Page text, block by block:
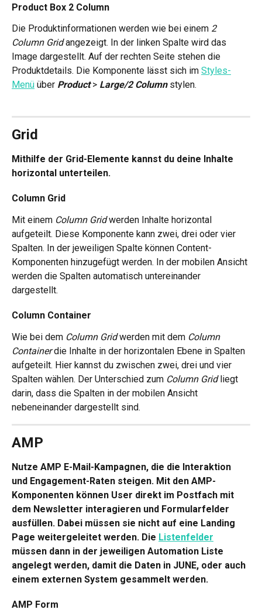
Product Box 2 Column
Die Produktinformationen werden wie bei einem 2
Column Grid angezeigt. In der linken Spalte wird das
Image dargestellt. Auf der rechten Seite stehen die
Produktdetails. Die Komponente lässt sich im Styles-
Menü über Product > Large/2 Column stylen.
Grid
Mithilfe der Grid-Elemente kannst du deine Inhalte
horizontal unterteilen.
Column Grid
Mit einem Column Grid werden Inhalte horizontal
aufgeteilt. Diese Komponente kann zwei, drei oder vier
Spalten. In der jeweiligen Spalte können Content-
Komponenten hinzugefügt werden. In der mobilen Ansicht
werden die Spalten automatisch untereinander
dargestellt.
Column Container
Wie bei dem Column Grid werden mit dem Column
Container die Inhalte in der horizontalen Ebene in Spalten
aufgeteilt. Hier kannst du zwischen zwei, drei und vier
Spalten wählen. Der Unterschied zum Column Grid liegt
darin, dass die Spalten in der mobilen Ansicht
nebeneinander dargestellt sind.
AMP
Nutze AMP E-Mail-Kampagnen, die die Interaktion
und Engagement-Raten steigen. Mit den AMP-
Komponenten können User direkt im Postfach mit
dem Newsletter interagieren und Formularfelder
ausfüllen. Dabei müssen sie nicht auf eine Landing
Page weitergeleitet werden. Die Listenfelder
müssen dann in der jeweiligen Automation Liste
angelegt werden, damit die Daten in JUNE, oder auch
einem externen System gesammelt werden.
AMP Form